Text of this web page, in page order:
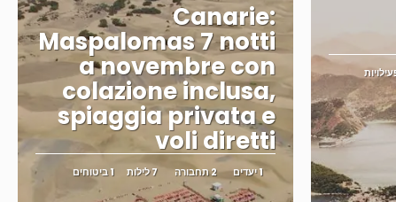
Canarie:
Maspalomas 7 notti
a novembre con
colazione inclusa,
spiaggia privata e
voli diretti
1 יעדים 2 תחבורה 7 לילות 1 ביטוחים